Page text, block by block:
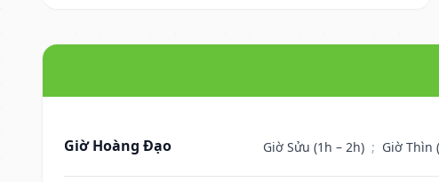
Giờ Hoàng Đạo Giờ Sửu (1h – 2h) ; Giờ Thìn